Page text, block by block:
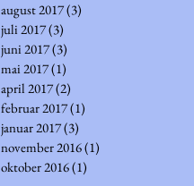
august 2017(3)
juli 2017(3)
juni 2017(3)
mai 2017(1)
april 2017(2)
februar 2017(1)
januar 2017(3)
november 2016(1)
oktober 2016(1)